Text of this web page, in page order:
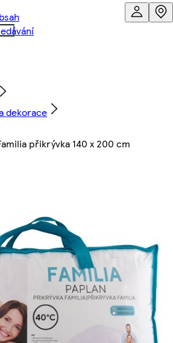
dekorace
přikrývka 140 x 200 cm